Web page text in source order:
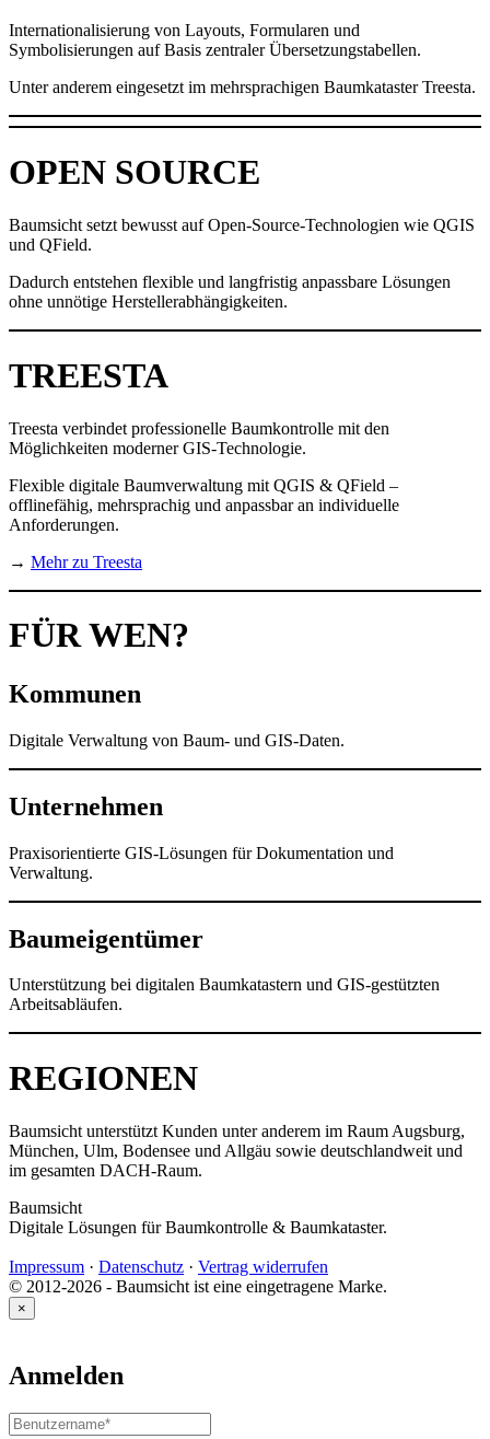
Internationalisierung von Layouts, Formularen und
Symbolisierungen auf Basis zentraler Übersetzungstabellen.
Unter anderem eingesetzt im mehrsprachigen Baumkataster Treesta.
OPEN SOURCE
Baumsicht setzt bewusst auf Open-Source-Technologien wie QGIS
und QField.
Dadurch entstehen flexible und langfristig anpassbare Lösungen
ohne unnötige Herstellerabhängigkeiten.
TREESTA
Treesta verbindet professionelle Baumkontrolle mit den
Möglichkeiten moderner GIS-Technologie.
Flexible digitale Baumverwaltung mit QGIS & QField –
offlinefähig, mehrsprachig und anpassbar an individuelle
Anforderungen.
→ Mehr zu Treesta
FÜR WEN?
Kommunen
Digitale Verwaltung von Baum- und GIS-Daten.
Unternehmen
Praxisorientierte GIS-Lösungen für Dokumentation und
Verwaltung.
Baumeigentümer
Unterstützung bei digitalen Baumkatastern und GIS-gestützten
Arbeitsabläufen.
REGIONEN
Baumsicht unterstützt Kunden unter anderem im Raum Augsburg,
München, Ulm, Bodensee und Allgäu sowie deutschlandweit und
im gesamten DACH-Raum.
Baumsicht
Digitale Lösungen für Baumkontrolle & Baumkataster.
Impressum · Datenschutz · Vertrag widerrufen
© 2012-2026 - Baumsicht ist eine eingetragene Marke.
×
Anmelden
Benutzername